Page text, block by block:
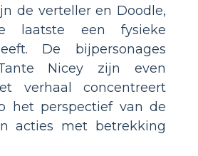
de verteller en Doodle,
laatste een fysieke
De bijpersonages
Nicey zijn even
verhaal concentreert
het perspectief van de
acties met betrekking